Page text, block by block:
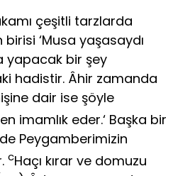
çeşitli tarzlarda
birisi ‘Musa yaşasaydı
yapacak bir şey
hadistir. Âhir zamanda
dair ise şöyle
imamlık eder.‘ Başka bir
Peygamberimizin
cHaçı kırar ve domuzu